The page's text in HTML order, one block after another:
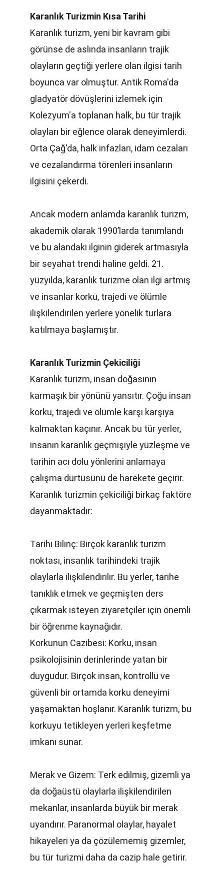
Karanlık Turizmin Kısa Tarihi
Karanlık turizm, yeni bir kavram gibi
görünse de aslında insanların trajik
olayların geçtiği yerlere olan ilgisi tarih
boyunca var olmuştur. Antik Roma'da
gladyatör dövüşlerini izlemek için
Kolezyum'a toplanan halk, bu tür trajik
olayları bir eğlence olarak deneyimlerdi.
Orta Çağ'da, halk infazları, idam cezaları
ve cezalandırma törenleri insanların
ilgisini çekerdi.
Ancak modern anlamda karanlık turizm,
akademik olarak 1990’larda tanımlandı
ve bu alandaki ilginin giderek artmasıyla
bir seyahat trendi haline geldi. 21.
yüzyılda, karanlık turizme olan ilgi artmış
ve insanlar korku, trajedi ve ölümle
ilişkilendirilen yerlere yönelik turlara
katılmaya başlamıştır.
Karanlık Turizmin Çekiciliği
Karanlık turizm, insan doğasının
karmaşık bir yönünü yansıtır. Çoğu insan
korku, trajedi ve ölümle karşı karşıya
kalmaktan kaçınır. Ancak bu tür yerler,
insanın karanlık geçmişiyle yüzleşme ve
tarihin acı dolu yönlerini anlamaya
çalışma dürtüsünü de harekete geçirir.
Karanlık turizmin çekiciliği birkaç faktöre
dayanmaktadır:
Tarihi Bilinç: Birçok karanlık turizm
noktası, insanlık tarihindeki trajik
olaylarla ilişkilendirilir. Bu yerler, tarihe
tanıklık etmek ve geçmişten ders
çıkarmak isteyen ziyaretçiler için önemli
bir öğrenme kaynağıdır.
Korkunun Cazibesi: Korku, insan
psikolojisinin derinlerinde yatan bir
duygudur. Birçok insan, kontrollü ve
güvenli bir ortamda korku deneyimi
yaşamaktan hoşlanır. Karanlık turizm, bu
korkuyu tetikleyen yerleri keşfetme
imkanı sunar.
Merak ve Gizem: Terk edilmiş, gizemli ya
da doğaüstü olaylarla ilişkilendirilen
mekanlar, insanlarda büyük bir merak
uyandırır. Paranormal olaylar, hayalet
hikayeleri ya da çözülememiş gizemler,
bu tür turizmi daha da cazip hale getirir.